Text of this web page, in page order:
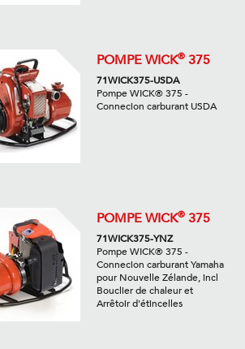
POMPE WICK®375
71WICK375-USDA
Pompe WICK® 375 -
Connecion carburant USDA
POMPE WICK®375
71WICK375-YNZ
Pompe WICK® 375 -
Connecion carburant Yamaha
pour Nouvelle Zélande, incl
Bouclier de chaleur et
Arrêtoir d'étincelles